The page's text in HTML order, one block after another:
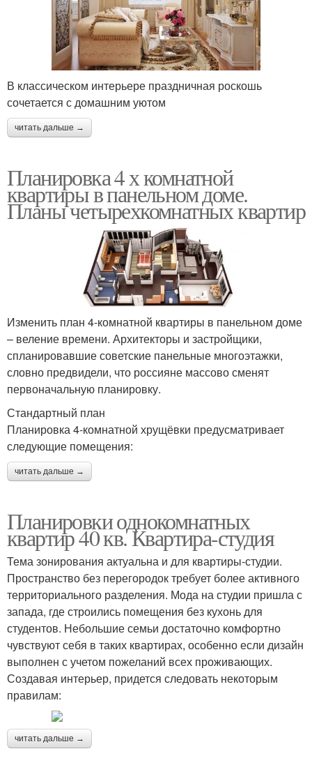
В классическом интерьере праздничная роскошь
сочетается с домашним уютом
читать дальше →
Планировка 4 х комнатной
квартиры в панельном доме.
Планы четырехкомнатных квартир
Изменить план 4-комнатной квартиры в панельном доме
– веление времени. Архитекторы и застройщики,
спланировавшие советские панельные многоэтажки,
словно предвидели, что россияне массово сменят
первоначальную планировку.
Стандартный план
Планировка 4-комнатной хрущёвки предусматривает
следующие помещения:
читать дальше →
Планировки однокомнатных
квартир 40 кв. Квартира-студия
Тема зонирования актуальна и для квартиры-студии.
Пространство без перегородок требует более активного
территориального разделения. Мода на студии пришла с
запада, где строились помещения без кухонь для
студентов. Небольшие семьи достаточно комфортно
чувствуют себя в таких квартирах, особенно если дизайн
выполнен с учетом пожеланий всех проживающих.
Создавая интерьер, придется следовать некоторым
правилам:
читать дальше →